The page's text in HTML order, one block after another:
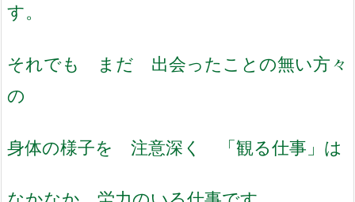
す。
それでも まだ 出会ったことの無い方々
の
身体の様子を 注意深く 「観る仕事」は